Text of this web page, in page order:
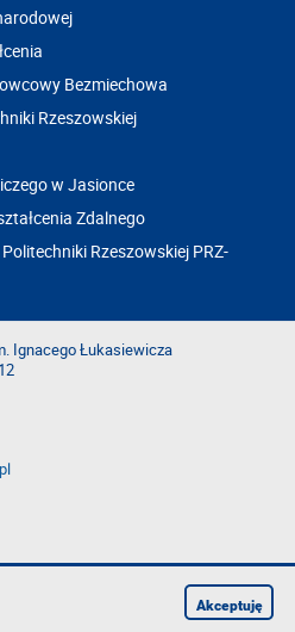
Bezmiechowa
Rzeszowskiej
w Jasionce
Zdalnego
Rzeszowskiej PRZ-
Ignacego Łukasiewicza
Akceptuję